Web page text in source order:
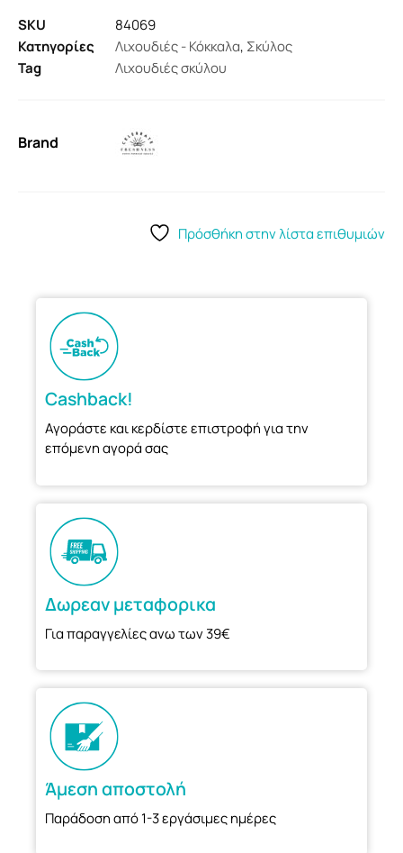
SKU
84069
Κατηγορίες
Λιχουδιές - Κόκκαλα, Σκύλος
Tag
Λιχουδιές σκύλου
Brand
Πρόσθήκη στην λίστα επιθυμιών
Cashback!
Αγοράστε και κερδίστε επιστροφή για την
επόμενη αγορά σας
Δωρεαν μεταφορικα
Για παραγγελίες ανω των 39€
Άμεση αποστολή
Παράδοση από 1-3 εργάσιμες ημέρες